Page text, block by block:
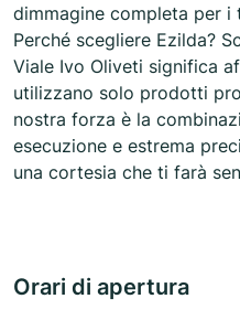
dimmagine completa per i
Perché scegliere Ezilda?
Viale Ivo Oliveti significa
utilizzano solo prodotti
nostra forza è la
esecuzione e estrema
una cortesia che ti farà
Orari di apertura